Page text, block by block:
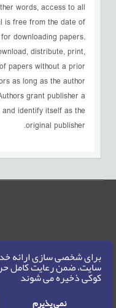
برای شخصی سازی ارائه
سایت، ضمن رعایت کامل
کوکی ذخیره می شوند
نمی پذیرم
words, access to all
is free from the date of
downloading papers.
distribute, print,
papers without a prior
as long as the author
grant publisher a
identify itself as the
original publisher.
حقوق